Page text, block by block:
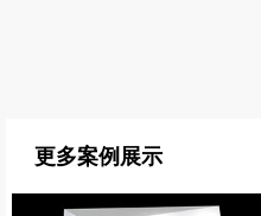
更多案例展示